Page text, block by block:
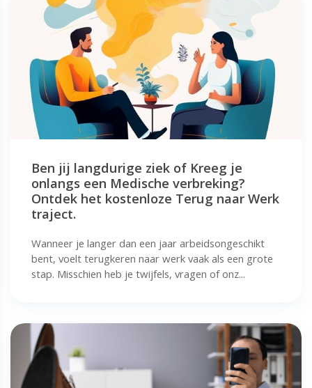
Ben jij langdurige ziek of Kreeg je
onlangs een Medische verbreking?
Ontdek het kostenloze Terug naar Werk
traject.
Wanneer je langer dan een jaar arbeidsongeschikt
bent, voelt terugkeren naar werk vaak als een grote
stap. Misschien heb je twijfels, vragen of onz...